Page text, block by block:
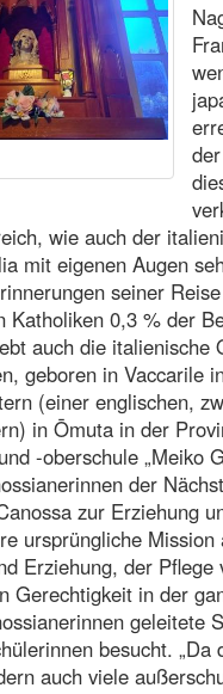
wie auch der
mit eigenen Augen
seiner
Katholiken 0,3 % der
auch die italienische
geboren in Vaccarile
(einer englischen,
in Ōmuta in der
-oberschule „Meiko
der
zur Erziehung
ursprüngliche
Erziehung, der
Gerechtigkeit in der
geleitete
besucht.
auch viele